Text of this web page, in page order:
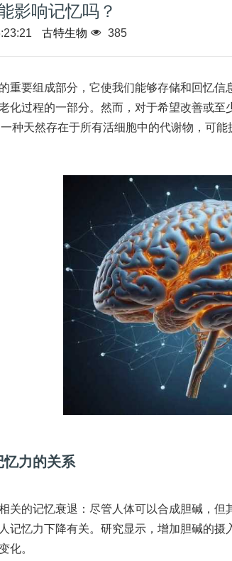
影响记忆吗？
古特生物 385
重要组成部分，它使我们能够存储和回忆
化过程的一部分。然而，对于希望改善或
种天然存在于所有活细胞中的代谢物，可能
忆力的关系
关的记忆衰退：尽管人体可以合成胆碱，
记忆力下降有关。研究显示，增加胆碱的
化。